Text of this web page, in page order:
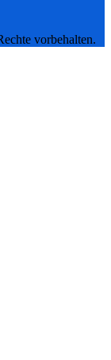
vorbehalten.